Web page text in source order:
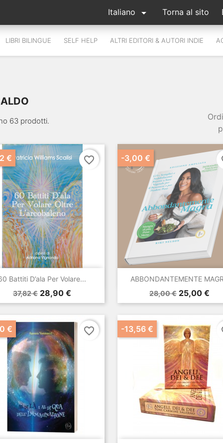
Italiano  Torna al sito
LIBRI BILINGUE SELF HELP ALTRI EDITORI & AUTORI INDIE
63 prodotti.
Battiti D’ala Per Volare...
Prezzo
base
37,82 € Prezzo
28,90 €
€
Anteprima
favorite_border
ABBONDANTEMENTE
Prezzo
base
28,00 € Prezzo
25,00 €
-3,00 €
Anteprima
€ favorite_border -13,56 €